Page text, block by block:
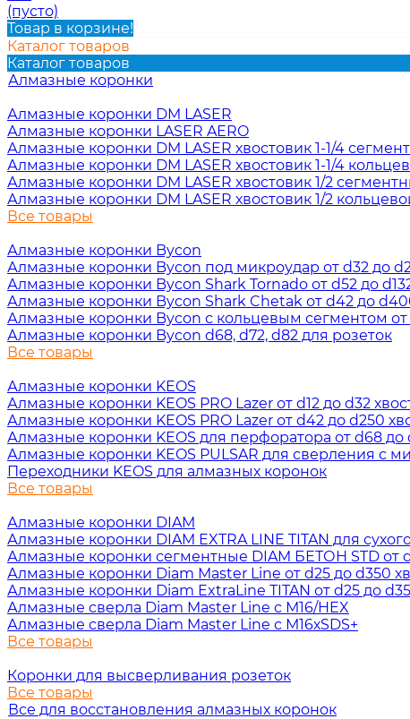
(пусто)
Товар в корзине!
Каталог товаров
Каталог товаров
Алмазные коронки
Алмазные коронки DM LASER
Алмазные коронки LASER AERO
Алмазные коронки DM LASER хвостовик 1-1/4
Алмазные коронки DM LASER хвостовик 1-1/4
Алмазные коронки DM LASER хвостовик 1/2
Алмазные коронки DM LASER хвостовик 1/2
Все товары
Алмазные коронки Bycon
Алмазные коронки Bycon под микроудар от d32 до
Алмазные коронки Bycon Shark Tornado от d52 до
Алмазные коронки Bycon Shark Chetak от d42 до
Алмазные коронки Bycon с кольцевым сегментом от
Алмазные коронки Bycon d68, d72, d82 для розеток
Все товары
Алмазные коронки KEOS
Алмазные коронки KEOS PRO Lazer от d12 до d32
Алмазные коронки KEOS PRO Lazer от d42 до d250
Алмазные коронки KEOS для перфоратора от d68 до
Алмазные коронки KEOS PULSAR для сверления с
Переходники KEOS для алмазных коронок
Все товары
Алмазные коронки DIAM
Алмазные коронки DIAM EXTRA LINE TITAN для
Алмазные коронки сегментные DIAM БЕТОН STD от
Алмазные коронки Diam Master Line от d25 до d350
Алмазные коронки Diam ExtraLine ТITAN от d25 до
Алмазные сверла Diam Master Line с М16/HEX
Алмазные сверла Diam Master Line с М16хSDS+
Все товары
Коронки для высверливания розеток
Все товары
Все для восстановления алмазных коронок